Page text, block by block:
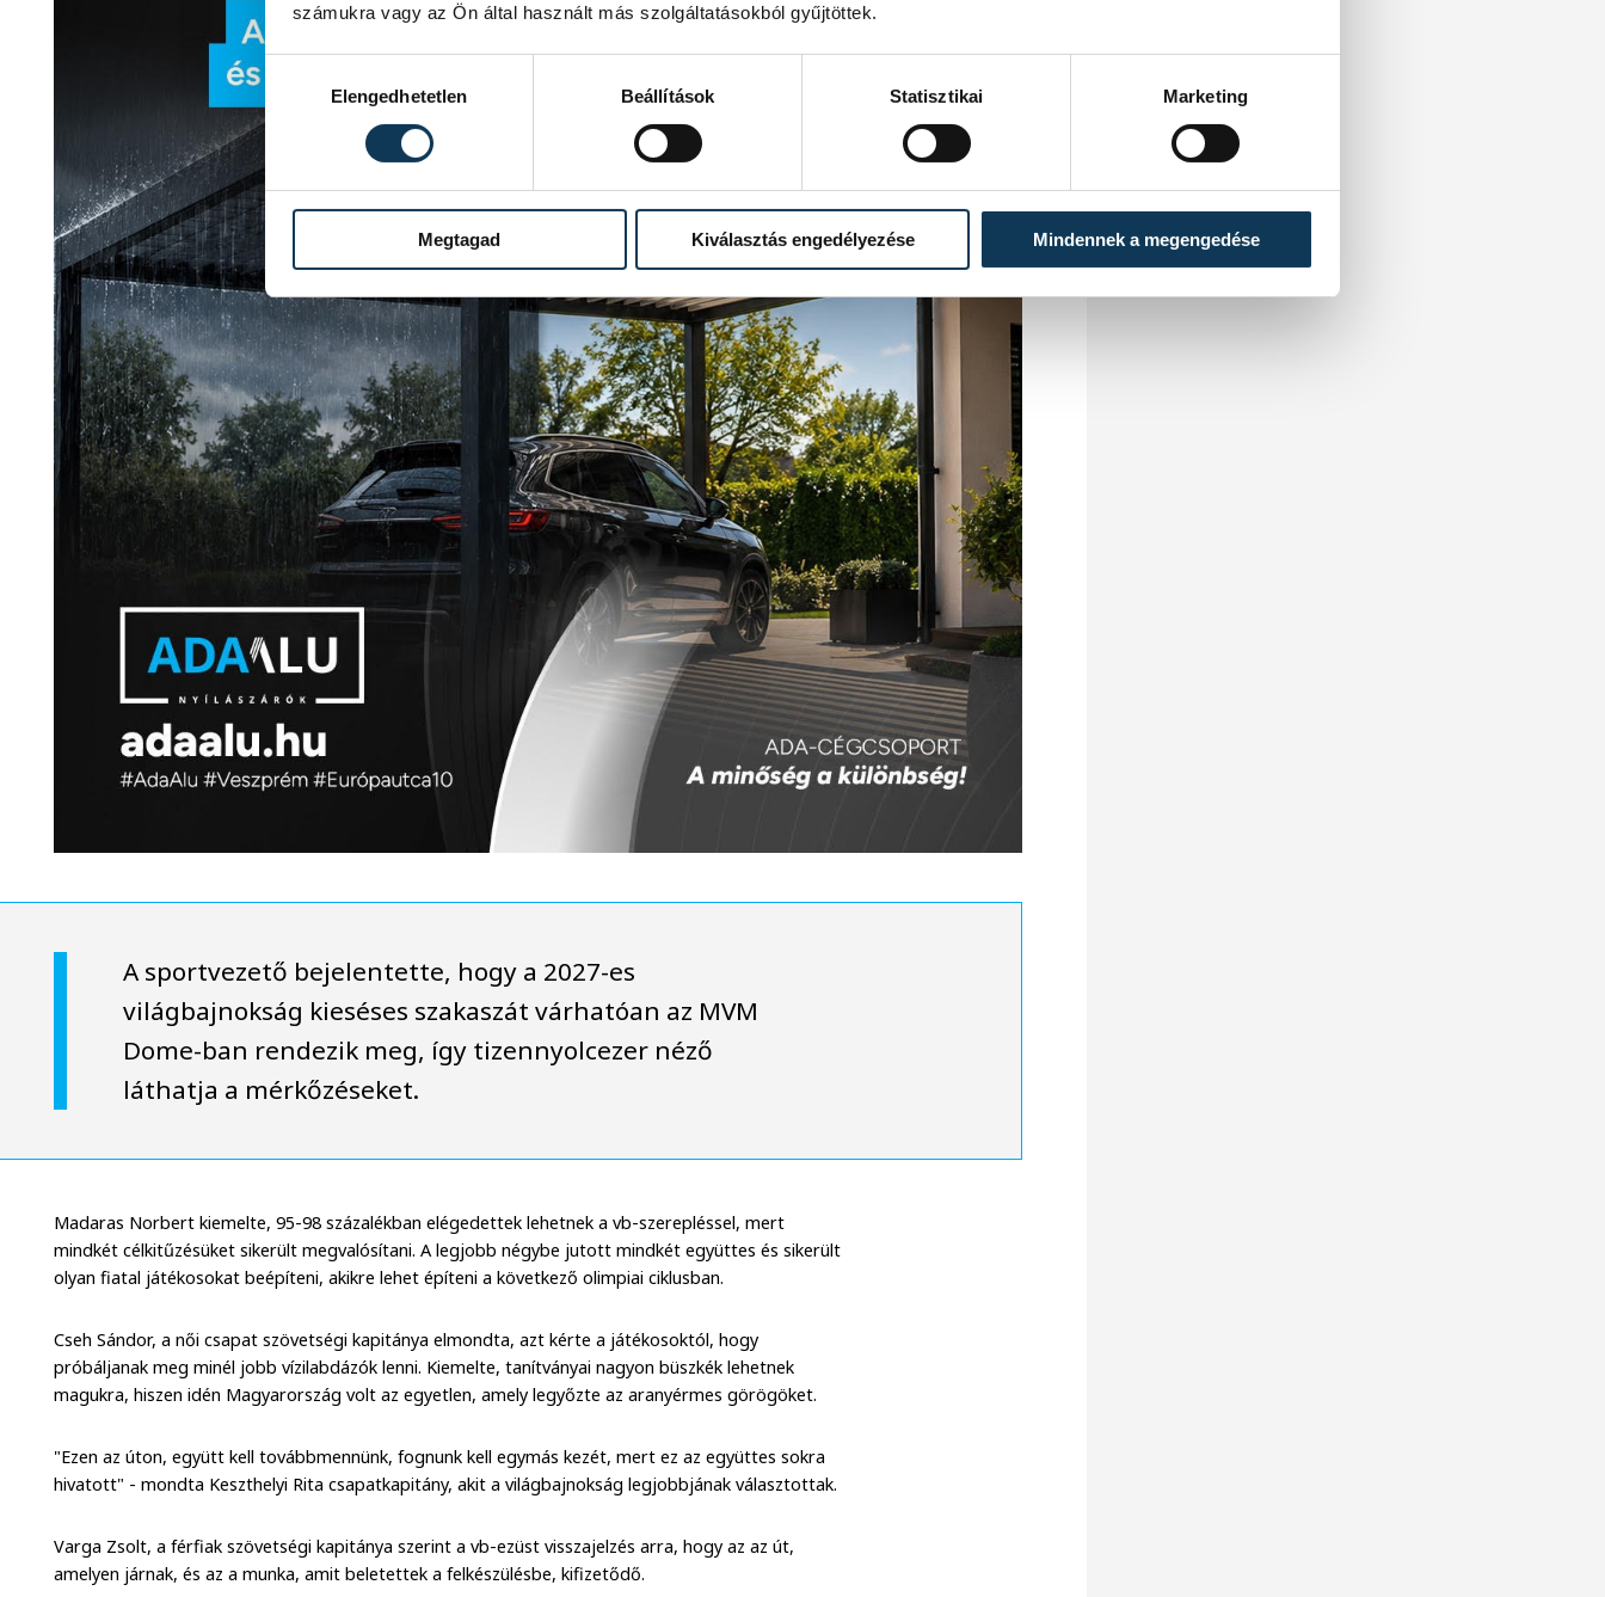
számukra vagy az Ön által használt más szolgáltatásokból gyűjtöttek.
Elengedhetetlen
Beállítások Statisztikai Marketing
Megtagad Kiválasztás engedélyezése Mindennek a megengedése
A sportvezető bejelentette, hogy a 2027-es
világbajnokság kieséses szakaszát várhatóan az MVM
Dome-ban rendezik meg, így tizennyolcezer néző
láthatja a mérkőzéseket.
Madaras Norbert kiemelte, 95-98 százalékban elégedettek lehetnek a vb-szerepléssel, mert
mindkét célkitűzésüket sikerült megvalósítani. A legjobb négybe jutott mindkét együttes és sikerült
olyan fiatal játékosokat beépíteni, akikre lehet építeni a következő olimpiai ciklusban.
Cseh Sándor, a női csapat szövetségi kapitánya elmondta, azt kérte a játékosoktól, hogy
próbáljanak meg minél jobb vízilabdázók lenni. Kiemelte, tanítványai nagyon büszkék lehetnek
magukra, hiszen idén Magyarország volt az egyetlen, amely legyőzte az aranyérmes görögöket.
"Ezen az úton, együtt kell továbbmennünk, fognunk kell egymás kezét, mert ez az együttes sokra
hivatott" - mondta Keszthelyi Rita csapatkapitány, akit a világbajnokság legjobbjának választottak.
Varga Zsolt, a férfiak szövetségi kapitánya szerint a vb-ezüst visszajelzés arra, hogy az az út,
amelyen járnak, és az a munka, amit beletettek a felkészülésbe, kifizetődő.